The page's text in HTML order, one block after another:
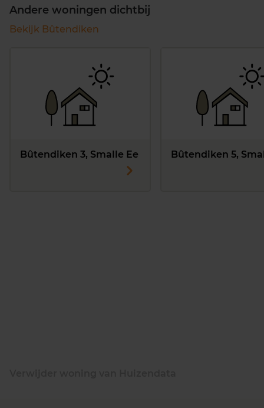
Andere woningen dichtbij
Bekijk Bûtendiken
Bûtendiken 3, Smalle Ee Bûtendiken 5,